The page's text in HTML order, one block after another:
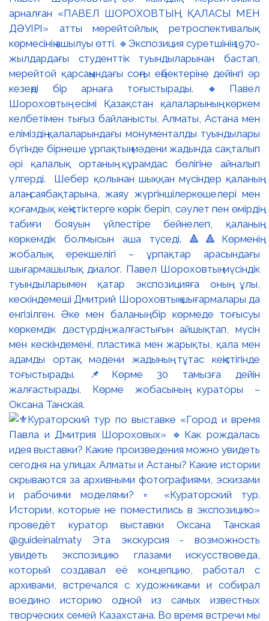
арналған «ПАВЕЛ ШОРОХОВТЫҢ ҚАЛАСЫ МЕН
ДӘУІРІ» атты мерейтойлық ретроспективалық
көрмесінің ашылуы өтті. 🔹Экспозиция суретшінің 1970-
жылдардағы студенттік туындыларынан бастап,
мерейтой қарсаңындағы соңғы еңбектеріне дейінгі әр
кезеңді бір арнаға тоғыстырады. 🔸Павел
Шороховтың есімі Қазақстан қалаларының көркем
келбетімен тығыз байланысты, Алматы, Астана мен
еліміздің қалаларындағы монументалды туындылары
бүгінде бірнеше ұрпақтың мәдени жадында сақталып
әрі қалалық ортаның құрамдас бөлігіне айналып
үлгерді. Шебер қолынан шыққан мүсіндер қаланың
алаң-саябақтарына, жаяу жүргіншілеркөшелері мен
қоғамдық кеңістіктерге көрік беріп, сәулет пен өмірдің
табиғи бояуын үйлестіре бейнелеп, қаланың
көркемдік болмысын аша түседі. 🔺🔺Көрменің
жобалық ерекшелігі – ұрпақтар арасындағы
шығармашылық диалог. Павел Шороховтың мүсіндік
туындыларымен қатар экспозицияға оның ұлы,
кескіндемеші Дмитрий Шороховтың шығармалары да
енгізілген. Әке мен баланың бір көрмеде тоғысуы
көркемдік дәстүрдің жалғастығын айшықтап, мүсін
мен кескіндемені, пластика мен жарықты, қала мен
адамды ортақ мәдени жадының тұтас кеңістігінде
тоғыстырады. 📌Көрме 30 тамызға дейін
жалғастырады. Көрме жобасының кураторы –
Оксана Танская.